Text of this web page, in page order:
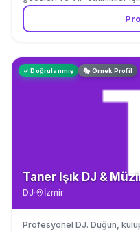
✓ Doğrulanmış 🎭 Örnek Profil
Taner Işık DJ &
DJ· İzmir
Profesyonel DJ. Düğün,